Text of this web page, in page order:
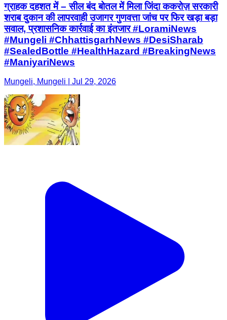
ग्राहक दहशत में – सील बंद बोतल में मिला जिंदा ककरोज़ सरकारी
शराब दुकान की लापरवाही उजागर गुणवत्ता जांच पर फिर खड़ा बड़ा
सवाल, प्रशासनिक कार्रवाई का इंतजार #LoramiNews
#Mungeli #ChhattisgarhNews #DesiSharab
#SealedBottle #HealthHazard #BreakingNews
#ManiyariNews
Mungeli, Mungeli | Jul 29, 2026